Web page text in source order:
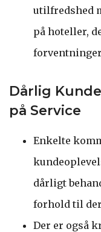
utilfredshed
på hoteller,
Dårlig
på Service
Enkelte
dårligt
forhold til
Der er også